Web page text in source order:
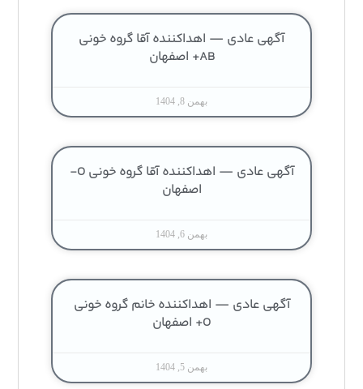
آگهی عادی — اهداکننده آقا گروه خونی
AB+ اصفهان
بهمن 8, 1404
آگهی عادی — اهداکننده آقا گروه خونی O-
اصفهان
بهمن 6, 1404
آگهی عادی — اهداکننده خانم گروه خونی
O+ اصفهان
بهمن 5, 1404